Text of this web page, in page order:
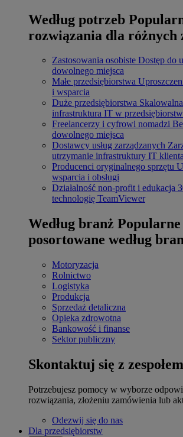
Według potrzeb
rozwiązania dla różnych
Zastosowania osobiste Dostęp do
dowolnego miejsca
Małe przedsiębiorstwa
i wsparcia
Duże przedsiębiorstwa
infrastruktura IT w
Freelancerzy i cyfrowi nomadzi
dowolnego miejsca
Dostawcy usług zarządzanych
utrzymanie infrastruktury IT
Producenci oryginalnego sprzętu
wsparcia i obsługi
Działalność non-profit i edukacja
technologię TeamViewer
Według branż
posortowane według
Motoryzacja
Rolnictwo
Logistyka
Produkcja
Sprzedaż detaliczna
Opieka zdrowotna
Bankowość i finanse
Sektor publiczny
Skontaktuj się z
Potrzebujesz pomocy w wyborze
rozwiązania, złożeniu zamówienia lub
Odezwij się do nas
Dla przedsiębiorstw